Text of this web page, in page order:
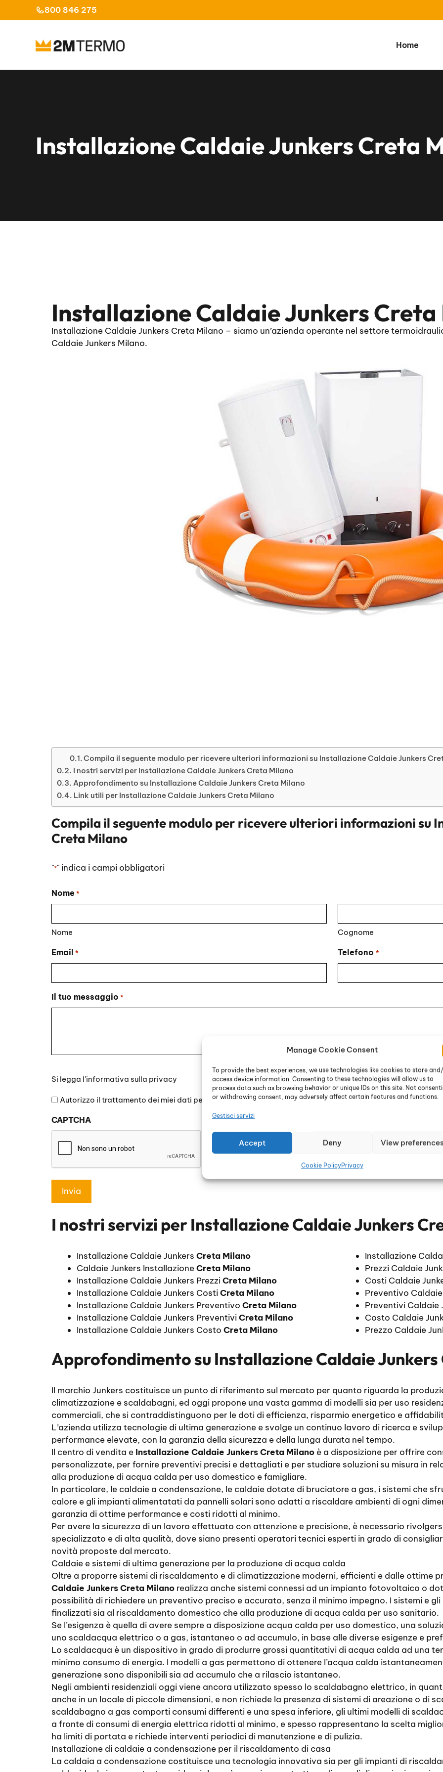
Manage Cookie Consent
To provide the best experiences, we use technologies like cookies to store
access device information. Consenting to these technologies will allow us to
process data such as browsing behavior or unique IDs on this site. Not
or withdrawing consent, may adversely affect certain features and functions.
Gestisci servizi
Accept Deny View preferences
Cookie PolicyPrivacy
al
800 846 275
Home
Installazione Caldaie Junkers Creta
Installazione Caldaie Junkers
Installazione Caldaie Junkers Creta Milano – siamo un’azienda operante nel settore
Caldaie Junkers Milano.
Compila il seguente modulo per ricevere ulteriori informazioni su Installazione Caldaie Junkers
I nostri servizi per Installazione Caldaie Junkers Creta Milano
Approfondimento su Installazione Caldaie Junkers Creta Milano
Link utili per Installazione Caldaie Junkers Creta Milano
Compila il seguente modulo per ricevere ulteriori informazioni su
Creta Milano
"*" indica i campi obbligatori
Nome *
Nome Cognome
Email * Telefono *
Il tuo messaggio *
legga
l'informativa
privacy
Si legga l'informativa sulla privacy
Autorizzo il trattamento dei miei dati personali
CAPTCHA
I nostri servizi perInstallazione Caldaie Junkers
Installazione Caldaie Junkers Creta Milano
Caldaie Junkers InstallazioneCreta Milano
Installazione Caldaie Junkers PrezziCreta Milano
Installazione Caldaie Junkers CostiCreta Milano
Installazione Caldaie Junkers Preventivo Creta Milano
Installazione Caldaie Junkers PreventiviCreta Milano
Installazione Caldaie Junkers Costo Creta Milano
Installazione
Prezzi Caldaie
Costi Caldaie
Preventivo
Preventivi Caldaie
Costo Caldaie
Prezzo Caldaie
Approfondimento su Installazione Caldaie
Il marchio Junkers costituisce un punto di riferimento sul mercato per quanto riguarda la
climatizzazione e scaldabagni, ed oggi propone una vasta gamma di modelli sia per uso
commerciali, che si contraddistinguono per le doti di efficienza, risparmio energetico e
L’azienda utilizza tecnologie di ultima generazione e svolge un continuo lavoro di ricerca e
performance elevate, con la garanzia della sicurezza e della lunga durata nel tempo.
Il centro di vendita e Installazione Caldaie Junkers Creta Milano è a disposizione per offrire
personalizzate, per fornire preventivi precisi e dettagliati e per studiare soluzioni su misura in
alla produzione di acqua calda per uso domestico e famigliare.
In particolare, le caldaie a condensazione, le caldaie dotate di bruciatore a gas, i sistemi che
calore e gli impianti alimentatati da pannelli solari sono adatti a riscaldare ambienti di ogni
garanzia di ottime performance e costi ridotti al minimo.
Per avere la sicurezza di un lavoro effettuato con attenzione e precisione, è necessario
specializzato e di alta qualità, dove siano presenti operatori tecnici esperti in grado di
novità proposte dal mercato.
Caldaie e sistemi di ultima generazione per la produzione di acqua calda
Oltre a proporre sistemi di riscaldamento e di climatizzazione moderni, efficienti e dalle ottime
Caldaie Junkers Creta Milano realizza anche sistemi connessi ad un impianto fotovoltaico o
possibilità di richiedere un preventivo preciso e accurato, senza il minimo impegno. I sistemi e
finalizzati sia al riscaldamento domestico che alla produzione di acqua calda per uso sanitario.
Se l’esigenza è quella di avere sempre a disposizione acqua calda per uso domestico, una
uno scaldacqua elettrico o a gas, istantaneo o ad accumulo, in base alle diverse esigenze e
Lo scaldacqua è un dispositivo in grado di produrre grossi quantitativi di acqua calda ad una
minimo consumo di energia. I modelli a gas permettono di ottenere l’acqua calda
generazione sono disponibili sia ad accumulo che a rilascio istantaneo.
Negli ambienti residenziali oggi viene ancora utilizzato spesso lo scaldabagno elettrico, in
anche in un locale di piccole dimensioni, e non richiede la presenza di sistemi di areazione o di
scaldabagno a gas comporti consumi differenti e una spesa inferiore, gli ultimi modelli di
a fronte di consumi di energia elettrica ridotti al minimo, e spesso rappresentano la scelta
ha limiti di portata e richiede interventi periodici di manutenzione e di pulizia.
Installazione di caldaie a condensazione per il riscaldamento di casa
La caldaia a condensazione costituisce una tecnologia innovativa sia per gli impianti di